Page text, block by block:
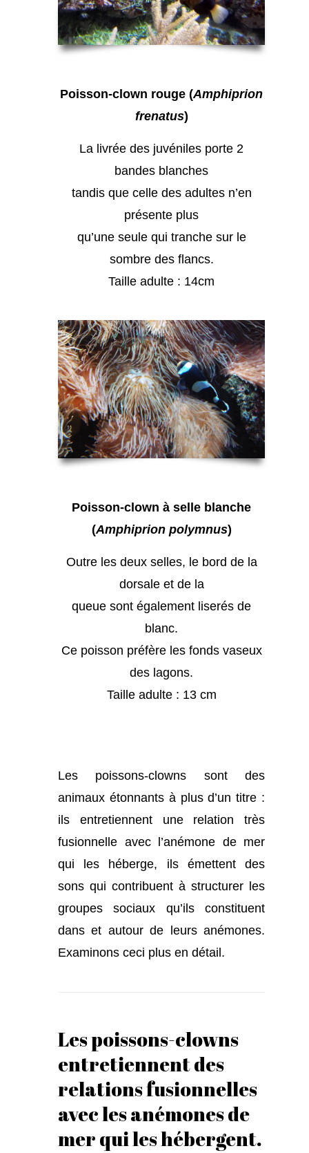
Poisson-clown rouge (Amphiprion
frenatus)
La livrée des juvéniles porte 2
bandes blanches
tandis que celle des adultes n’en
présente plus
qu’une seule qui tranche sur le
sombre des flancs.
Taille adulte : 14cm
Poisson-clown à selle blanche
(Amphiprion polymnus)
Outre les deux selles, le bord de la
dorsale et de la
queue sont également liserés de
blanc.
Ce poisson préfère les fonds vaseux
des lagons.
Taille adulte : 13 cm
Les poissons-clowns sont des
animaux étonnants à plus d’un titre :
ils entretiennent une relation très
fusionnelle avec l’anémone de mer
qui les héberge, ils émettent des
sons qui contribuent à structurer les
groupes sociaux qu’ils constituent
dans et autour de leurs anémones.
Examinons ceci plus en détail.
Les poissons-clowns
entretiennent des
relations fusionnelles
avec les anémones de
mer qui les hébergent.